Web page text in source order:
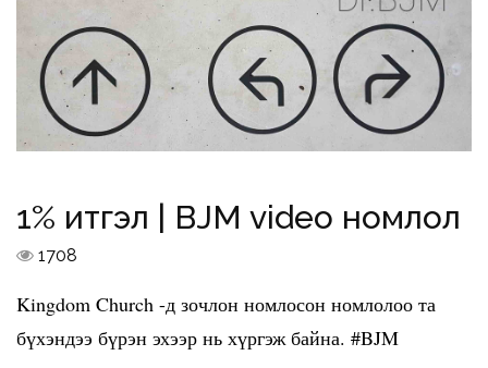
1% итгэл | BJM video номлол
1708
Kingdom Church -д зочлон номлосон номлолоо та
бүхэндээ бүрэн эхээр нь хүргэж байна. #BJM